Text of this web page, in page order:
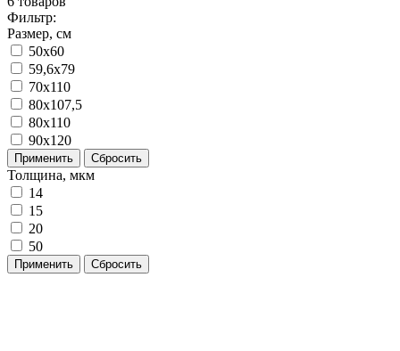
Фильтр:
Размер, см
50x60
59,6x79
70x110
80x107,5
80х110
90x120
Применить Сбросить
Толщина, мкм
14
15
20
50
Применить Сбросить